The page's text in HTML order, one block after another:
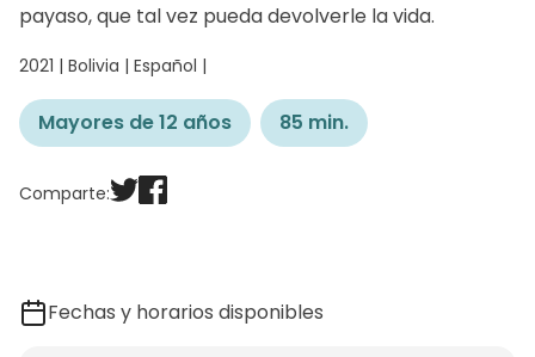
payaso, que tal vez pueda devolverle la vida.
2021 | Bolivia | Español |
Mayores de 12 años 85 min.
Comparte:
Fechas y horarios disponibles